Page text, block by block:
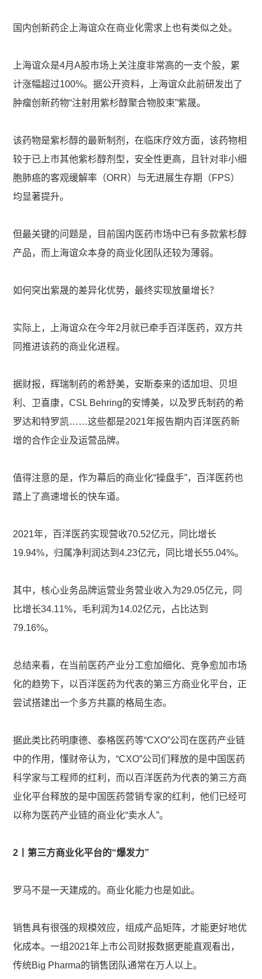
国内创新药企上海谊众在商业化需求上也有类似之处。
上海谊众是4月A股市场上关注度非常高的一支个股，累
计涨幅超过100%。据公开资料，上海谊众此前研发出了
肿瘤创新药物“注射用紫杉醇聚合物胶束”紫晟。
该药物是紫杉醇的最新制剂，在临床疗效方面，该药物相
较于已上市其他紫杉醇剂型，安全性更高，且针对非小细
胞肺癌的客观缓解率（ORR）与无进展生存期（FPS）
均显著提升。
但最关键的问题是，目前国内医药市场中已有多款紫杉醇
产品，而上海谊众本身的商业化团队还较为薄弱。
如何突出紫晟的差异化优势，最终实现放量增长？
实际上，上海谊众在今年2月就已牵手百洋医药，双方共
同推进该药的商业化进程。
据财报，辉瑞制药的希舒美，安斯泰来的适加坦、贝坦
利、卫喜康，CSL Behring的安博美，以及罗氏制药的希
罗达和特罗凯……这些都是2021年报告期内百洋医药新
增的合作企业及运营品牌。
值得注意的是，作为幕后的商业化“操盘手”，百洋医药也
踏上了高速增长的快车道。
2021年，百洋医药实现营收70.52亿元，同比增长
19.94%，归属净利润达到4.23亿元，同比增长55.04%。
其中，核心业务品牌运营业务营业收入为29.05亿元，同
比增长34.11%，毛利润为14.02亿元，占比达到
79.16%。
总结来看，在当前医药产业分工愈加细化、竞争愈加市场
化的趋势下，以百洋医药为代表的第三方商业化平台，正
尝试搭建出一个多方共赢的格局生态。
据此类比药明康德、泰格医药等“CXO”公司在医药产业链
中的作用，懂财帝认为，“CXO”公司们释放的是中国医药
科学家与工程师的红利，而以百洋医药为代表的第三方商
业化平台释放的是中国医药营销专家的红利，他们已经可
以称为医药产业链的商业化“卖水人”。
2丨第三方商业化平台的“爆发力”
罗马不是一天建成的。商业化能力也是如此。
销售具有很强的规模效应，组成产品矩阵，才能更好地优
化成本。一组2021年上市公司财报数据更能直观看出，
传统Big Pharma的销售团队通常在万人以上。